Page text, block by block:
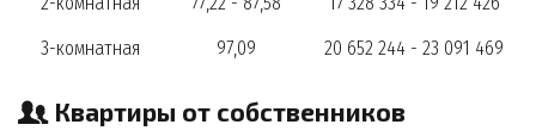
3-комнатная
97,09 20 652 244 - 23 091 469
Квартиры от собственников